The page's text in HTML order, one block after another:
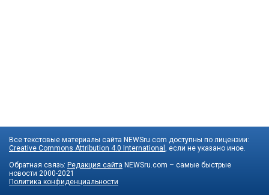
Все текстовые материалы сайта NEWSru.com доступны по лицензии:
Creative Commons Attribution 4.0 International
, если не указано иное.
Обратная связь: Редакция сайта NEWSru.com – самые быстрые
новости 2000-2021
Политика конфиденциальности